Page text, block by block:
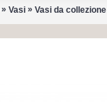
» Vasi » Vasi da collezione